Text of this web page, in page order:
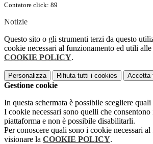
Contatore click: 89
Notizie
Questo sito o gli strumenti terzi da questo
cookie necessari al funzionamento ed utili
COOKIE POLICY.
Personalizza Rifiuta tutti i cookies Accetta
Gestione cookie
In questa schermata è possibile scegliere
I cookie necessari sono quelli che
piattaforma e non è possibile disabilitarli.
Per conoscere quali sono i cookie necessari
visionare la COOKIE POLICY.